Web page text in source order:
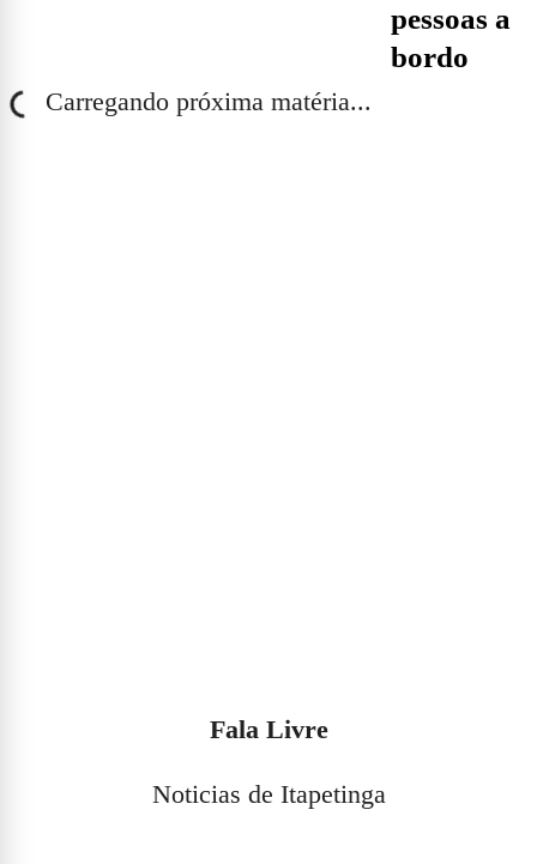
pessoas a
bordo
Carregando próxima matéria...
Fala Livre
Noticias de Itapetinga